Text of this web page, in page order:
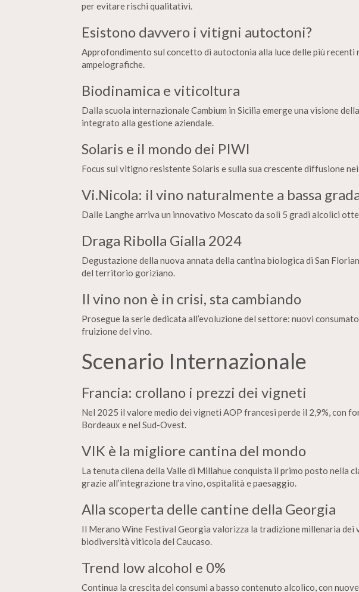
per evitare rischi qualitativi.
Esistono davvero i vitigni autoctoni?
Approfondimento sul concetto di autoctonia alla luce delle più recenti
ampelografiche.
Biodinamica e viticoltura
Dalla scuola internazionale Cambium in Sicilia emerge una visione
integrato alla gestione aziendale.
Solaris e il mondo dei PIWI
Focus sul vitigno resistente Solaris e sulla sua crescente diffusione
Vi.Nicola: il vino naturalmente a bassa
Dalle Langhe arriva un innovativo Moscato da soli 5 gradi alcolici
Draga Ribolla Gialla 2024
Degustazione della nuova annata della cantina biologica di San
del territorio goriziano.
Il vino non è in crisi, sta cambiando
Prosegue la serie dedicata all’evoluzione del settore: nuovi
fruizione del vino.
Scenario Internazionale
Francia: crollano i prezzi dei vigneti
Nel 2025 il valore medio dei vigneti AOP francesi perde il 2,9%, con
Bordeaux e nel Sud-Ovest.
VIK è la migliore cantina del mondo
La tenuta cilena della Valle di Millahue conquista il primo posto nella
grazie all’integrazione tra vino, ospitalità e paesaggio.
Alla scoperta delle cantine della Georgia
Il Merano Wine Festival Georgia valorizza la tradizione millenaria dei
biodiversità viticola del Caucaso.
Trend low alcohol e 0%
Continua la crescita dei consumi a basso contenuto alcolico, con